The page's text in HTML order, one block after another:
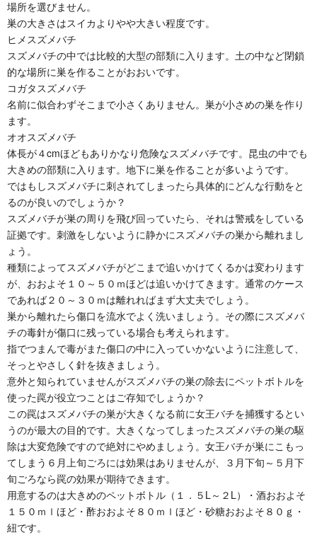
場所を選びません。
巣の大きさはスイカよりやや大きい程度です。
ヒメスズメバチ
スズメバチの中では比較的大型の部類に入ります。土の中など閉鎖
的な場所に巣を作ることがおおいです。
コガタスズメバチ
名前に似合わずそこまで小さくありません。巣が小さめの巣を作り
ます。
オオスズメバチ
体長が４cmほどもありかなり危険なスズメバチです。昆虫の中でも
大きめの部類に入ります。地下に巣を作ることが多いようです。
ではもしスズメバチに刺されてしまったら具体的にどんな行動をと
るのが良いのでしょうか？
スズメバチが巣の周りを飛び回っていたら、それは警戒をしている
証拠です。刺激をしないように静かにスズメバチの巣から離れまし
ょう。
種類によってスズメバチがどこまで追いかけてくるかは変わります
が、おおよそ１０～５０ｍほどは追いかけてきます。通常のケース
であれば２０～３０ｍは離れればまず大丈夫でしょう。
巣から離れたら傷口を流水でよく洗いましょう。その際にスズメバ
チの毒針が傷口に残っている場合も考えられます。
指でつまんで毒がまた傷口の中に入っていかないように注意して、
そっとやさしく針を抜きましょう。
意外と知られていませんがスズメバチの巣の除去にペットボトルを
使った罠が役立つことはご存知でしょうか？
この罠はスズメバチの巣が大きくなる前に女王バチを捕獲するとい
うのが最大の目的です。大きくなってしまったスズメバチの巣の駆
除は大変危険ですので絶対にやめましょう。女王バチが巣にこもっ
てしまう６月上旬ごろには効果はありませんが、３月下旬～５月下
旬ごろなら罠の効果が期待できます。
用意するのは大きめのペットボトル（１．５L～２L）・酒おおよそ
１５０ｍｌほど・酢おおよそ８０ｍｌほど・砂糖おおよそ８０ｇ・
紐です。